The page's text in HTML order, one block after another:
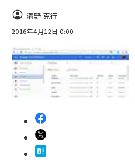
清野 克行
2016年4月12日 0:00